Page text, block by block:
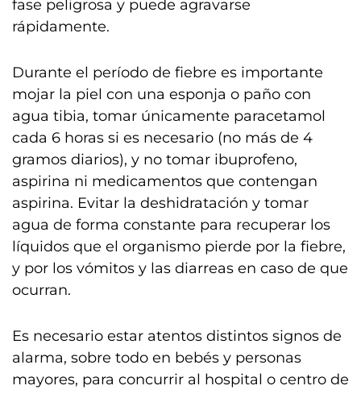
fase peligrosa y puede agravarse
rápidamente.
Durante el período de fiebre es importante
mojar la piel con una esponja o paño con
agua tibia, tomar únicamente paracetamol
cada 6 horas si es necesario (no más de 4
gramos diarios), y no tomar ibuprofeno,
aspirina ni medicamentos que contengan
aspirina. Evitar la deshidratación y tomar
agua de forma constante para recuperar los
líquidos que el organismo pierde por la fiebre,
y por los vómitos y las diarreas en caso de que
ocurran.
Es necesario estar atentos distintos signos de
alarma, sobre todo en bebés y personas
mayores, para concurrir al hospital o centro de